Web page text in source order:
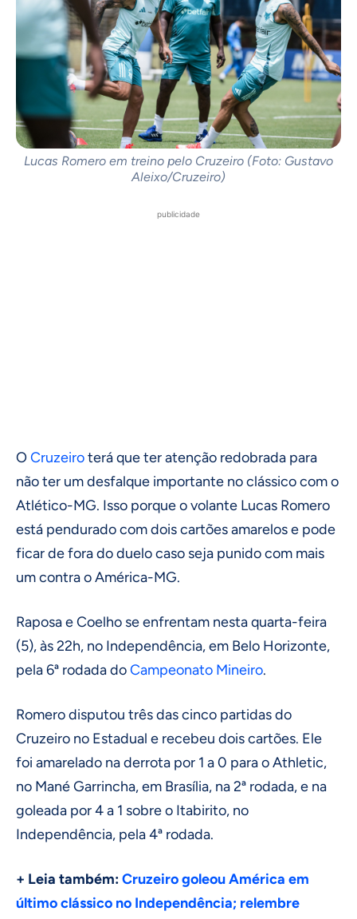
Lucas Romero em treino pelo Cruzeiro (Foto: Gustavo
Aleixo/Cruzeiro)
publicidade
OCruzeiroterá que ter atenção redobrada para
não ter um desfalque importante no clássico com o
Atlético-MG. Isso porque o volante Lucas Romero
está pendurado com dois cartões amarelos e pode
ficar de fora do duelo caso seja punido com mais
um contra o América-MG.
Raposa e Coelho se enfrentam nesta quarta-feira
(5), às 22h, no Independência, em Belo Horizonte,
pela 6ª rodada doCampeonato Mineiro.
Romero disputou três das cinco partidas do
Cruzeiro no Estadual e recebeu dois cartões. Ele
foi amarelado na derrota por 1 a 0 para o Athletic,
no Mané Garrincha, em Brasília, na 2ª rodada, e na
goleada por 4 a 1 sobre o Itabirito, no
Independência, pela 4ª rodada.
+ Leia também:Cruzeiro goleou América em
último clássico no Independência; relembre